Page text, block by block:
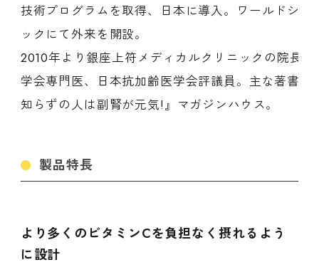
技術プログラムを取得、日本に導入。ワールドシテ
ックにて外来を開設。
2010年より銀座上符メディカルクリニックの院長
学会専門医、日本抗加齢医学会評議員。主な著書に
知らずの人は副腎が元気!』マガジンハウス。
製品特長
より多くのビタミンCを負担なく摂れるよう
に設計